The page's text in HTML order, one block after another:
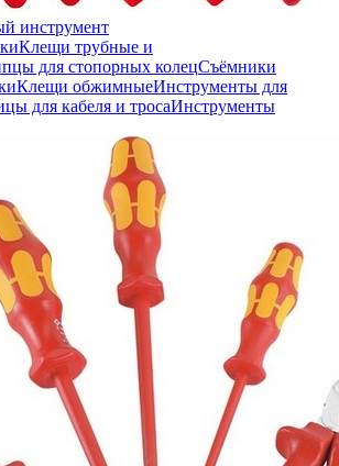
инструмент
Клещи трубные и
для стопорных колецСъёмники
Клещи обжимныеИнструменты для
для кабеля и тросаИнструменты